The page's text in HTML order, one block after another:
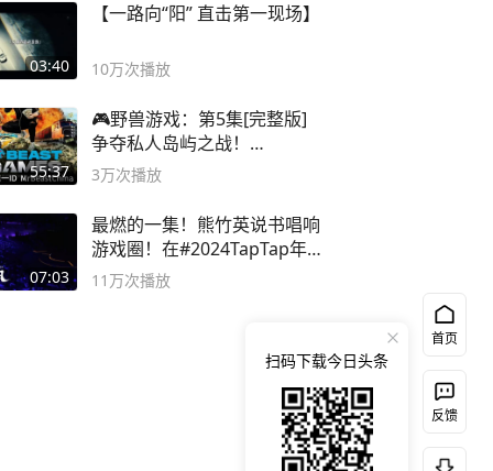
03:40
【一路向“阳” 直击第一现场】
10万次播放
55:37
🎮野兽游戏：第5集[完整版]
争夺私人岛屿之战！
#MrBeastChina
3万次播放
07:03
最燃的一集！熊竹英说书唱响
游戏圈！在#2024TapTap年
度游戏大赏
11万次播放
首页
反馈
扫码下载今日头条